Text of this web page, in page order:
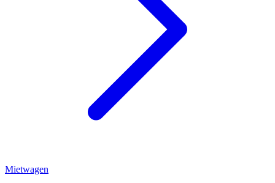
Mietwagen